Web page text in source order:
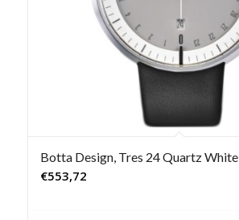
Botta Design, Tres 24 Quartz White
€553,72